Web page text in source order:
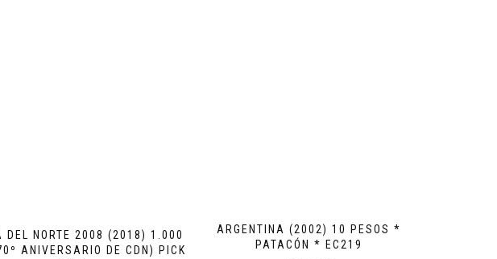
DEL NORTE 2008 (2018) 1.000
ANIVERSARIO DE CDN) PICK
ARGENTINA (2002) 10 PESOS *
PATACÓN * EC219